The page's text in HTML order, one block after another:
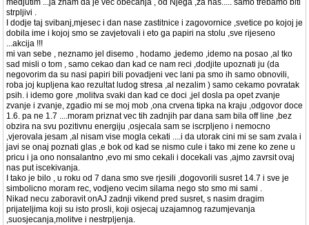
medjutim ...ja znam da je vec obecanja , od Njega ,za nas..... samo trebamo biti
strpljivi .
I dodje taj svibanj,mjesec i dan nase zastitnice i zagovornice ,svetice po kojoj je
dobila ime i kojoj smo se zavjetovali i eto ga papiri na stolu ,sve rijeseno
...akcija !!!
mi van sebe , neznamo jel disemo , hodamo ,jedemo ,idemo na posao ,al tko
sad misli o tom , samo cekao dan kad ce nam reci ,dodjite upoznati ju (da
negovorim da su nasi papiri bili povadjeni vec lani pa smo ih samo obnovili,
roba joj kupljena kao rezultat ludog stresa ,al nezalim ) samo cekamo povratak
psih. i idemo gore ,molitva svaki dan kad ce doci ,jel dosla pa opet zvanje
zvanje i zvanje, zgadio mi se moj mob ,ona crvena tipka na kraju ,odgovor doce
1.6. pa ne 1.7 ....moram priznat vec tih zadnjih par dana sam bila off line ,bez
obzira na svu pozitivnu energiju ,osjecala sam se iscrpljeno i nemocno
,vjerovala jesam ,al nisam vise mogla cekati ....i da utorak cini mi se sam zvala i
javi se onaj poznati glas ,e bok od kad se nismo cule i tako mi zene ko zene u
pricu i ja ono nonsalantno ,evo mi smo cekali i docekali vas ,ajmo zavrsit ovaj
nas put iscekivanja.
I tako je bilo , u roku od 7 dana smo sve rjesili ,dogovorili susret 14.7 i sve je
simbolicno moram rec, vodjeno vecim silama nego sto smo mi sami .
Nikad necu zaboravit onAJ zadnji vikend pred susret, s nasim dragim
prijateljima koji su isto prosli, koji osjecaj uzajamnog razumjevanja
,suosjecanja,molitve i nestrpljenja.